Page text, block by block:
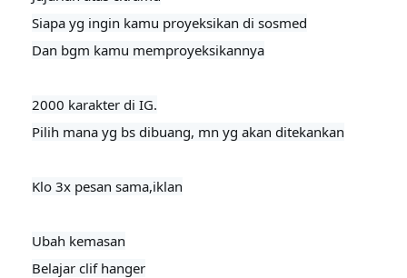
Siapa yg ingin kamu proyeksikan di sosmed
Dan bgm kamu memproyeksikannya
2000 karakter di IG.
Pilih mana yg bs dibuang, mn yg akan ditekankan
Klo 3x pesan sama,iklan
Ubah kemasan
Belajar clif hanger